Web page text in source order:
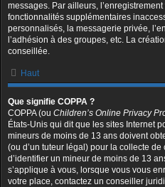
messages. Par ailleurs,
fonctionnalités supplémentaires
personnalisés, la messagerie privée,
l’adhésion à des groupes, etc. La
conseillée.
Haut
Que signifie COPPA ?
COPPA (ou Children’s Online Privacy
États-Unis qui dit que les sites Internet
mineurs de moins de 13 ans doivent
(ou d’un tuteur légal) pour la collecte
d’identifier un mineur de moins de 13
s’applique à vous, lorsque vous vous
votre place, contactez un conseiller